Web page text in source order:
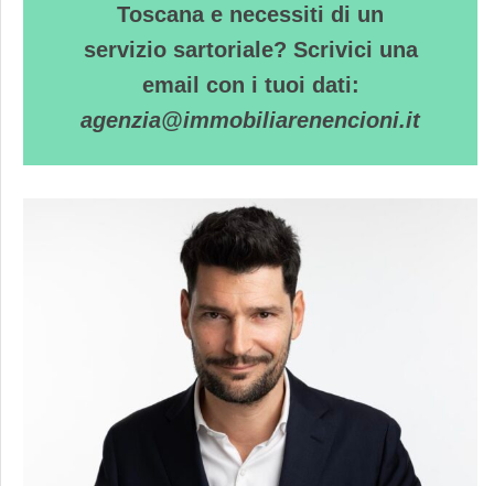
Toscana e necessiti di un
servizio sartoriale? Scrivici una
email con i tuoi dati:
agenzia@immobiliarenencioni.it